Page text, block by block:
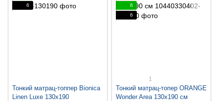
6
Тонкий матрац-топпер Bionica
Linen Luxe 130x190
6
6
1
Тонкий матрац-топер ORANGE
Wonder Area 130x190 см